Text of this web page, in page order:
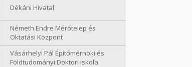
Dékáni Hivatal
Németh Endre Mérőtelep és
Oktatási Központ
Vásárhelyi Pál Építőmérnöki és
Földtudományi Doktori iskola